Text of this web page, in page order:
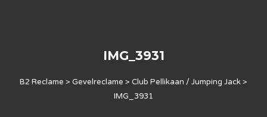
IMG_3931
B2 Reclame > Gevelreclame > Club Pellikaan / Jumping Jack>
IMG_3931